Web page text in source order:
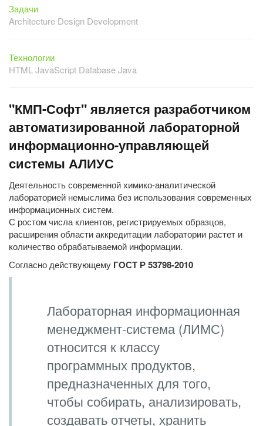
Задачи
Architecture Design Development
Технологии
HTML JavaScript Database Java
"КМП-Софт" является разработчиком
автоматизированной лабораторной
информационно-управляющей
системы АЛИУС
Деятельность современной химико-аналитической
лабораторией немыслима без использования современных
информационных систем.
С ростом числа клиентов, регистрируемых образцов,
расширения области аккредитации лаборатории растет и
количество обрабатываемой информации.
Согласно действующему ГОСТ Р 53798-2010
Лабораторная информационная
менеджмент-система (ЛИМС)
относится к классу
программных продуктов,
предназначенных для того,
чтобы собирать, анализировать,
создавать отчеты, хранить